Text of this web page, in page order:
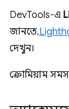
DevTools-এ
জানতে,
দেখুন।
ক্রোমিয়াম